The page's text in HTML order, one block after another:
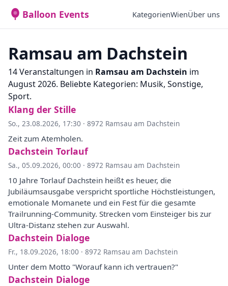
Balloon Events KategorienWienÜber uns
Ramsau am Dachstein
14 Veranstaltungen in Ramsau am Dachstein im
August 2026. Beliebte Kategorien: Musik, Sonstige,
Sport.
Klang der Stille
So., 23.08.2026, 17:30 · 8972 Ramsau am Dachstein
Zeit zum Atemholen.
Dachstein Torlauf
Sa., 05.09.2026, 00:00 · 8972 Ramsau am Dachstein
10 Jahre Torlauf Dachstein heißt es heuer, die
Jubiläumsausgabe verspricht sportliche Höchstleistungen,
emotionale Momanete und ein Fest für die gesamte
Trailrunning-Community. Strecken vom Einsteiger bis zur
Ultra-Distanz stehen zur Auswahl.
Dachstein Dialoge
Fr., 18.09.2026, 18:00 · 8972 Ramsau am Dachstein
Unter dem Motto "Worauf kann ich vertrauen?"
Dachstein Dialoge